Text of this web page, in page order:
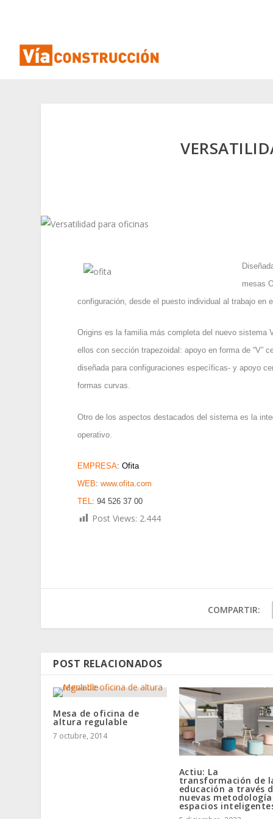
mesas
configuración, desde el puesto individual al trabajo en
Origins es la familia más completa del nuevo sistema
ellos con sección trapezoidal: apoyo en forma de “V”
diseñada para configuraciones específicas- y apoyo
formas curvas.
Otro de los aspectos destacados del sistema es la
operativo.
EMPRESA: Ofita
WEB:www.ofita.com
TEL: 94 526 37 00
Post Views: 2.444
COMPARTIR:
POST RELACIONADOS
Mesa de oficina de
altura regulable
7 octubre, 2014
Actiu: La
transformación de
educación a través
nuevas
espacios